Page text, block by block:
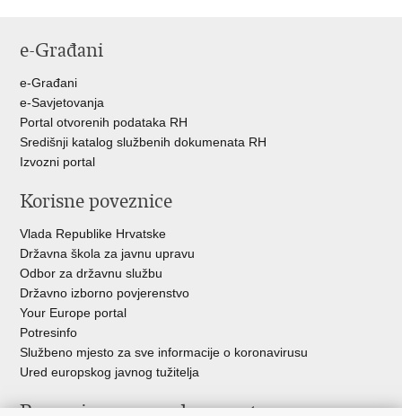
e-Građani
e-Građani
e-Savjetovanja
Portal otvorenih podataka RH
Središnji katalog službenih dokumenata RH
Izvozni portal
Korisne poveznice
Vlada Republike Hrvatske
Državna škola za javnu upravu
Odbor za državnu službu
Državno izborno povjerenstvo
Your Europe portal
Potresinfo
Službeno mjesto za sve informacije o koronavirusu
Ured europskog javnog tužitelja